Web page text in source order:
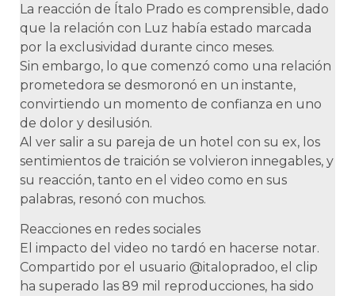
La reacción de Ítalo Prado es comprensible, dado
que la relación con Luz había estado marcada
por la exclusividad durante cinco meses.
Sin embargo, lo que comenzó como una relación
prometedora se desmoronó en un instante,
convirtiendo un momento de confianza en uno
de dolor y desilusión.
Al ver salir a su pareja de un hotel con su ex, los
sentimientos de traición se volvieron innegables, y
su reacción, tanto en el video como en sus
palabras, resonó con muchos.
Reacciones en redes sociales
El impacto del video no tardó en hacerse notar.
Compartido por el usuario @italopradoo, el clip
ha superado las 89 mil reproducciones, ha sido